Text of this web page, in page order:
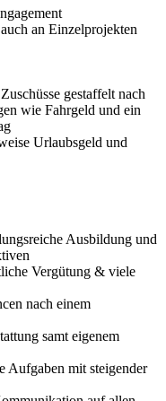
an Einzelprojekten
gestaffelt nach
wie Fahrgeld und ein
Urlaubsgeld und
Ausbildung und
Vergütung & viele
nach einem
samt eigenem
Aufgaben mit steigender